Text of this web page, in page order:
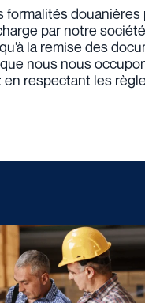
formalités
par notre
la remise des
nous nous
respectant les